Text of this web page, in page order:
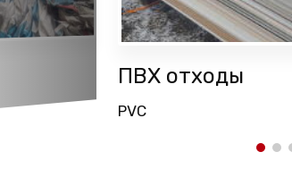
ПВХ отходы
PVC